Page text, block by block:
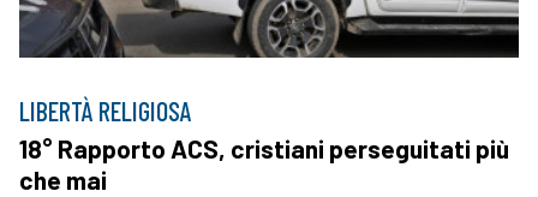
LIBERTÀ RELIGIOSA
18° Rapporto ACS, cristiani perseguitati più
che mai